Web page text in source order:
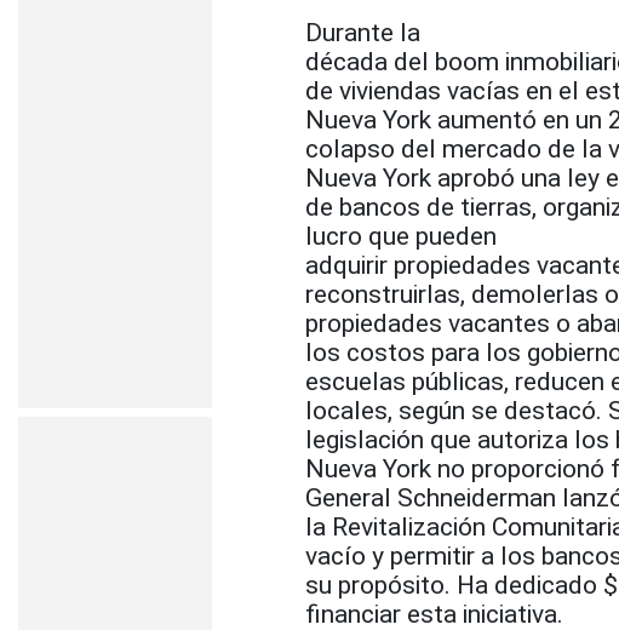
Durante la
década del boom
de viviendas vacías en el
Nueva York aumentó en un
colapso del mercado de la
Nueva York aprobó una ley
de bancos de tierras,
lucro que pueden
adquirir propiedades
reconstruirlas, demolerlas
propiedades vacantes o
los costos para los
escuelas públicas, reducen
locales, según se destacó.
legislación que autoriza los
Nueva York no
General Schneiderman
la Revitalización
vacío y permitir a los
su propósito. Ha dedicado
financiar esta iniciativa.